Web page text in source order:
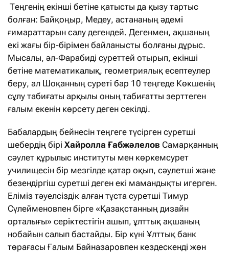
Теңгенің екінші бетіне қатысты да қызу тартыс
болған: Байқоңыр, Медеу, астананың әдемі
ғимараттарын салу дегендей. Дегенмен, ақшаның
екі жағы бір-бірімен байланысты болғаны дұрыс.
Мысалы, әл-Фарабиді суреттей отырып, екінші
бетіне математикалық, геометриялық есептеулер
беру, ал Шоқанның суреті бар 10 теңгеде Көкшенің
сұлу табиғаты арқылы оның табиғатты зерттеген
ғалым екенін көрсету деген секілді.
Бабалардың бейнесін теңгеге түсірген суретші
шебердің бірі Хайролла Ғабжәлелов Самарқанның
сәулет құрылыс институты мен көркемсурет
училищесін бір мезгілде қатар оқып, сәулетші және
безендіргіш суретші деген екі мамандықты игерген.
Еліміз тәуелсіздік алған тұста суретші Тимур
Сүлейменовпен бірге «Қазақстанның дизайн
орталығы» серіктестігін ашып, ұлттық ақшаның
нобайын салып бастайды. Бір күні Ұлттық банк
төрағасы Ғалым Байназаровпен кездескенді жөн